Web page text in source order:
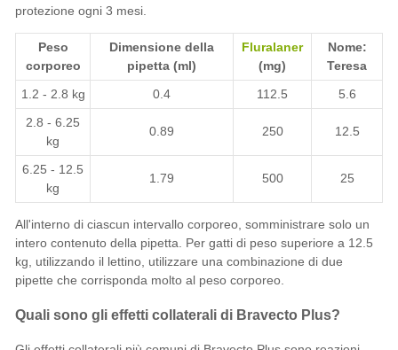
protezione ogni 3 mesi.
Peso
corporeo
Dimensione della
pipetta (ml)
Fluralaner
(mg)
Nome:
Teresa
1.2 - 2.8 kg
0.4 112.5
5.6
2.8 - 6.25
kg
0.89 250 12.5
6.25 - 12.5
kg
1.79 500 25
All'interno di ciascun intervallo corporeo, somministrare solo un
intero contenuto della pipetta. Per gatti di peso superiore a 12.5
kg, utilizzando il lettino, utilizzare una combinazione di due
pipette che corrisponda molto al peso corporeo.
Quali sono gli effetti collaterali di Bravecto Plus?